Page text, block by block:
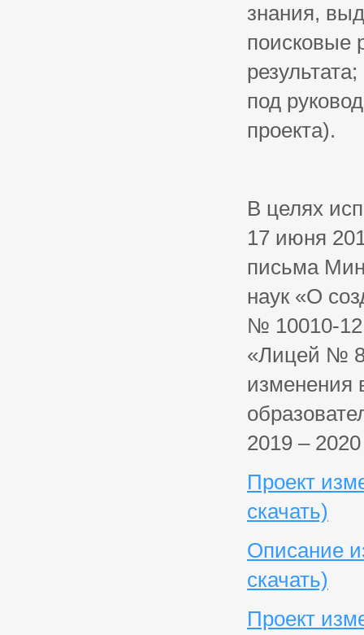
знания,
поисковые
под
проекта).
В целях
17 июня
письма
наук «О
№ 10010-
«Лицей №
изменения
2019 –
Проект
скачать)
Описание
скачать)
Проект